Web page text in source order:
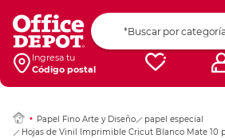
Ingresa tu
Código postal
Papel Fino Arte y Diseño
papel especial
Hojas de Vinil Imprimible Cricut Blanco Mate 10